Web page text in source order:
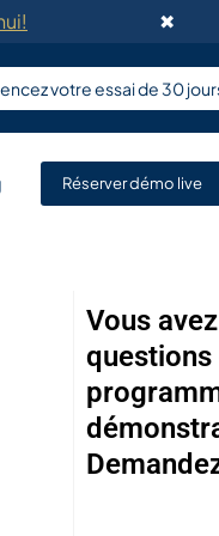
✖
votre essai de 30
de DeskFlex permet
existants.
systèmes
sur site pour les
Réserver démo live
Vous
questions